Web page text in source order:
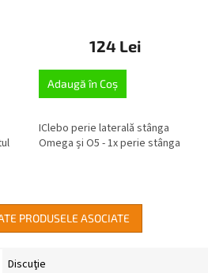
124 Lei
Adaugă în Coş
IClebo perie laterală stânga
Omega și O5 - 1x perie stânga
PRODUSELE ASOCIATE
Discuţie